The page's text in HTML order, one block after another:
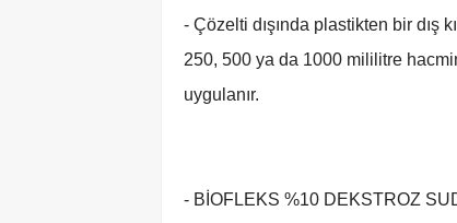
- Çözelti dışında plastikten bir dış
250, 500 ya da 1000 mililitre
uygulanır.
- BİOFLEKS %10 DEKSTROZ